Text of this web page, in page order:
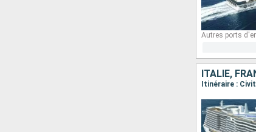
Autres ports
ITALIE,
Itinéraire :